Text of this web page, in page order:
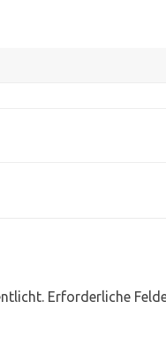
Erforderliche